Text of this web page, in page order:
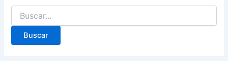
Buscar
por: